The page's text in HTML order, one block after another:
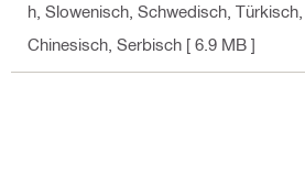
h, Slowenisch, Schwedisch, Türkisch,
Chinesisch, Serbisch [ 6.9 MB ]